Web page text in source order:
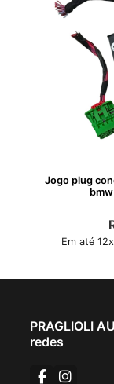
Jogo plug
Em até
PRAGLIOLI
redes